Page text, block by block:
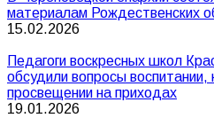
материалам Рождественских
15.02.2026
Педагоги воскресных школ
обсудили вопросы воспитании,
просвещении на приходах
19.01.2026